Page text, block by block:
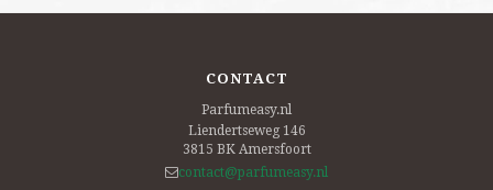
CONTACT
Parfumeasy.nl
Liendertseweg 146
3815 BK Amersfoort
contact@parfumeasy.nl